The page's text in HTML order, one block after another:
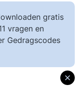
gratis
vragen en
Gedragscodes